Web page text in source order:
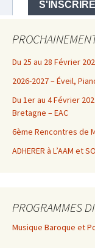
Du 25 au 28 Février
2026-2027 – Éveil,
Du 1er au 4 Février
Bretagne – EAC
6ème Rencontres de
ADHERER à L’AAM et
PROGRAMMES
Musique Baroque et